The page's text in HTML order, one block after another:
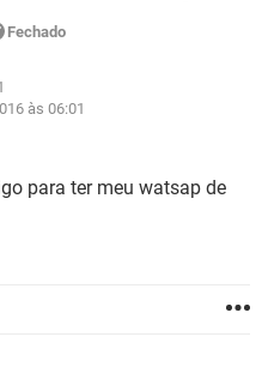
GMAIL
WHATSAPP
EXCEL
FACEBOOK
Fechado
às 06:01
para ter meu watsap de